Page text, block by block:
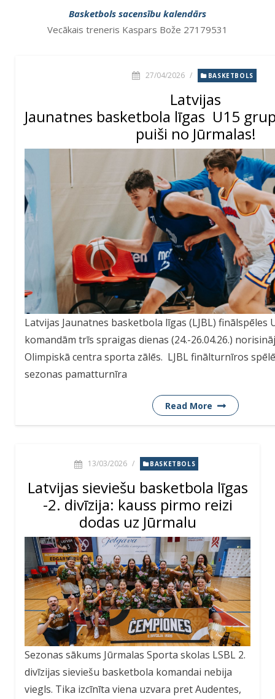
Basketbols sacensību kalendārs
Vecākais treneris Kaspars Bože 27179531
27/04/2026 / BASKETBOLS
Latvijas
Jaunatnes basketbola līgas U15
puiši no Jūrmalas!
Latvijas Jaunatnes basketbola līgas (LJBL) finālspēles
komandām trīs spraigas dienas (24.-26.04.26.)
Olimpiskā centra sporta zālēs. LJBL finālturnīros
sezonas pamatturnīra
Read More
13/03/2026 / BASKETBOLS
Latvijas sieviešu basketbola līgas
-2. divīzija: kauss pirmo reizi
dodas uz Jūrmalu
Sezonas sākums Jūrmalas Sporta skolas LSBL 2.
divīzijas sieviešu basketbola komandai nebija
viegls. Tika izcīnīta viena uzvara pret Audentes,